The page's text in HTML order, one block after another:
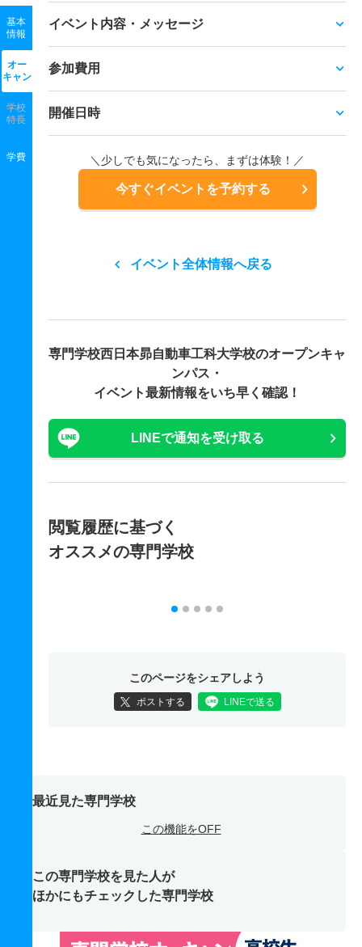
基本
情報
オー
キャン
学校
特長
学費
イベント内容・メッセージ
参加費用
開催日時
＼少しでも気になったら、まずは体験！／
今すぐイベントを予約する
イベント全体情報へ戻る
専門学校西日本昴自動車工科大学校のオープンキャ
ンパス・
イベント最新情報をいち早く確認！
LINEで通知を受け取る
閲覧履歴に基づく
オススメの専門学校
このページをシェアしよう
ポストする LINEで送る
最近見た専門学校
この機能をOFF
この専門学校を見た人が
ほかにもチェックした専門学校